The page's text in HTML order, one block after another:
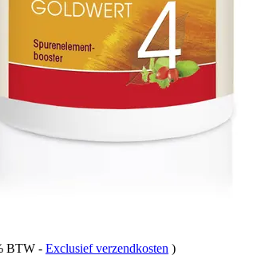
BTW - Exclusief verzendkosten )